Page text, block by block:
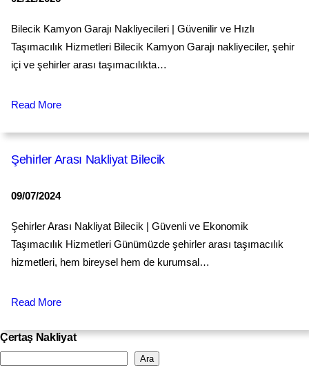
Bilecik Kamyon Garajı Nakliyecileri | Güvenilir ve Hızlı
Taşımacılık Hizmetleri Bilecik Kamyon Garajı nakliyeciler, şehir
içi ve şehirler arası taşımacılıkta…
Read More
Şehirler Arası Nakliyat Bilecik
09/07/2024
Şehirler Arası Nakliyat Bilecik | Güvenli ve Ekonomik
Taşımacılık Hizmetleri Günümüzde şehirler arası taşımacılık
hizmetleri, hem bireysel hem de kurumsal…
Read More
Çertaş Nakliyat
Ara